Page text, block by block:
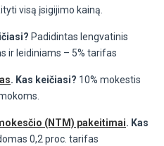
visą įsigijimo kainą.
Padidintas lengvatinis
ir leidiniams – 5% tarifas
. Kas keičiasi? 10% mokestis
(NTM) pakeitimai. Kas
0,2 proc. tarifas